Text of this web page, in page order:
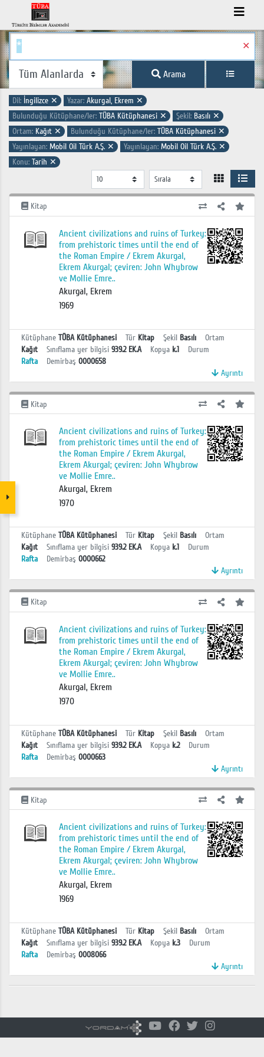
✕
Arama
Dil: İngilizce ✕ Yazar: Akurgal, Ekrem ✕
Bulunduğu Kütüphane/ler: TÜBA Kütüphanesi ✕ Şekil: Basılı ✕
Ortam: Kağıt ✕ Bulunduğu Kütüphane/ler: TÜBA Kütüphanesi ✕
Yayınlayan: Mobil Oil Türk A.Ş. ✕ Yayınlayan: Mobil Oil Türk A.Ş. ✕
Konu: Tarih ✕
Kitap
Ancient civilizations and ruins of Turkey:
from prehistoric times until the end of
the Roman Empire / Ekrem Akurgal,
Ekrem Akurgal; çeviren: John Whybrow
ve Mollie Emre..
Akurgal, Ekrem
1969
Kütüphane TÜBA Kütüphanesi Tür Kitap Şekil Basılı
Ortam
Kağıt
Sınıflama yer bilgisi 939.2 EK.A Kopya k.1
Durum
Rafta
Demirbaş 0000658
Ayrıntı
Kitap
Ancient civilizations and ruins of Turkey:
from prehistoric times until the end of
the Roman Empire / Ekrem Akurgal,
Ekrem Akurgal; çeviren: John Whybrow
ve Mollie Emre..
Akurgal, Ekrem
1970
Kütüphane TÜBA Kütüphanesi Tür Kitap Şekil Basılı
Ortam
Kağıt
Sınıflama yer bilgisi 939.2 EK.A Kopya k.1
Durum
Rafta
Demirbaş 0000662
Ayrıntı
Kitap
Ancient civilizations and ruins of Turkey:
from prehistoric times until the end of
the Roman Empire / Ekrem Akurgal,
Ekrem Akurgal; çeviren: John Whybrow
ve Mollie Emre..
Akurgal, Ekrem
1970
Kütüphane TÜBA Kütüphanesi Tür Kitap Şekil Basılı
Ortam
Kağıt
Sınıflama yer bilgisi 939.2 EK.A Kopya k.2
Durum
Rafta
Demirbaş 0000663
Ayrıntı
Kitap
Ancient civilizations and ruins of Turkey:
from prehistoric times until the end of
the Roman Empire / Ekrem Akurgal,
Ekrem Akurgal; çeviren: John Whybrow
ve Mollie Emre..
Akurgal, Ekrem
1969
Kütüphane TÜBA Kütüphanesi Tür Kitap Şekil Basılı
Ortam
Kağıt
Sınıflama yer bilgisi 939.2 EK.A Kopya k.3
Durum
Rafta
Demirbaş 0008066
Ayrıntı